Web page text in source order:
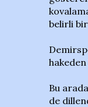
belirli
Bu
de